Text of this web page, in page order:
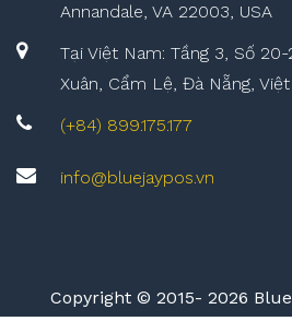
Annandale, VA 22003, USA
Tại Việt Nam: Tầng 3, Số
Xuân, Cẩm Lệ, Đà Nẵng,
(+84) 899.175.177
info@bluejaypos.vn
Copyright © 2015- 2026